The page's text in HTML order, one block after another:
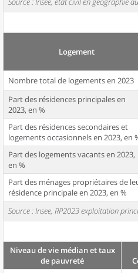
Logement
Nombre total de logements en 2023
Part des résidences principales en
2023, en %
Part des résidences secondaires et
logements occasionnels en 2023, en
Part des logements vacants en 2023,
en %
Part des ménages propriétaires de
résidence principale en 2023, en %
Source : Insee, RP2023 exploitation
Niveau de vie médian et taux
de pauvreté